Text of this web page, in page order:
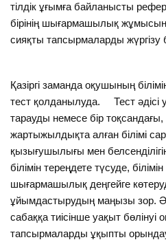
тілдік ұғымға байланысты
бірінің шығармашылық
сияқты тапсырмаларды жүргізу
Қазіргі заманда оқушының
тест қолданылуда. Тест әдісі
тарауды немесе бір
жартыжылдықта алған білімі
қызығушылығы мен
білімін тереңдете түсуде,
шығармашылық деңгейге
ұйымдастырудың маңызы зор. Әр
сабаққа тиісінше уақыт бөлінуі
тапсырмаларды ұқыпты